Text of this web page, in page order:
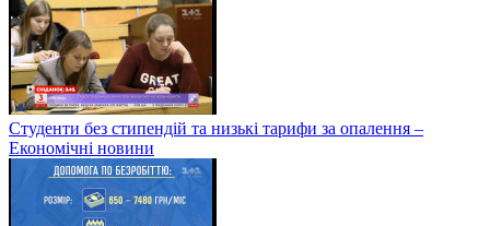
Студенти без стипендій та низькі тарифи за опалення –
Економічні новини